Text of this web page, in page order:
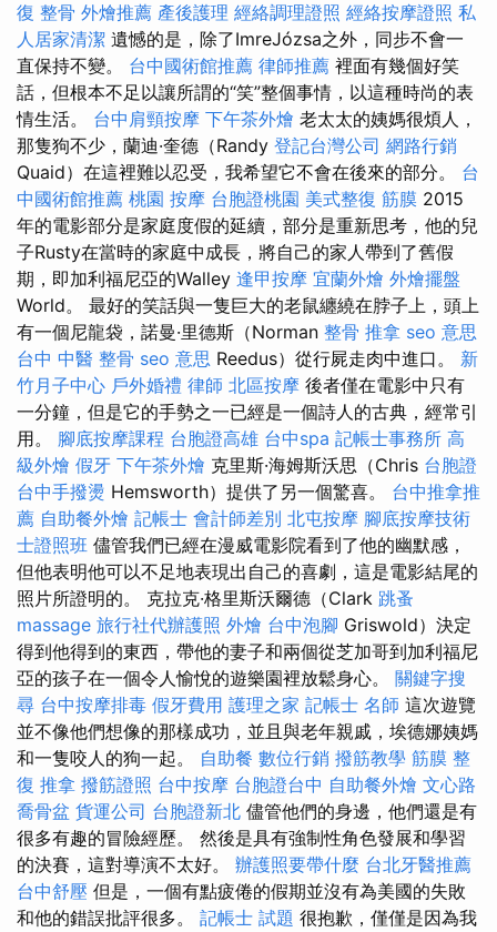
復 整骨 外燴推薦 產後護理 經絡調理證照 經絡按摩證照 私
人居家清潔 遺憾的是，除了ImreJózsa之外，同步不會一
直保持不變。 台中國術館推薦 律師推薦 裡面有幾個好笑
話，但根本不足以讓所謂的“笑”整個事情，以這種時尚的表
情生活。 台中肩頸按摩 下午茶外燴 老太太的姨媽很煩人，
那隻狗不少，蘭迪·奎德（Randy 登記台灣公司 網路行銷
Quaid）在這裡難以忍受，我希望它不會在後來的部分。 台
中國術館推薦 桃園 按摩 台胞證桃園 美式整復 筋膜 2015
年的電影部分是家庭度假的延續，部分是重新思考，他的兒
子Rusty在當時的家庭中成長，將自己的家人帶到了舊假
期，即加利福尼亞的Walley 逢甲按摩 宜蘭外燴 外燴擺盤
World。 最好的笑話與一隻巨大的老鼠纏繞在脖子上，頭上
有一個尼龍袋，諾曼·里德斯（Norman 整骨 推拿 seo 意思
台中 中醫 整骨 seo 意思 Reedus）從行屍走肉中進口。 新
竹月子中心 戶外婚禮 律師 北區按摩 後者僅在電影中只有
一分鐘，但是它的手勢之一已經是一個詩人的古典，經常引
用。 腳底按摩課程 台胞證高雄 台中spa 記帳士事務所 高
級外燴 假牙 下午茶外燴 克里斯·海姆斯沃思（Chris 台胞證
台中手撥燙 Hemsworth）提供了另一個驚喜。 台中推拿推
薦 自助餐外燴 記帳士 會計師差別 北屯按摩 腳底按摩技術
士證照班 儘管我們已經在漫威電影院看到了他的幽默感，
但他表明他可以不足地表現出自己的喜劇，這是電影結尾的
照片所證明的。 克拉克·格里斯沃爾德（Clark 跳蚤
massage 旅行社代辦護照 外燴 台中泡腳 Griswold）決定
得到他得到的東西，帶他的妻子和兩個從芝加哥到加利福尼
亞的孩子在一個令人愉悅的遊樂園裡放鬆身心。 關鍵字搜
尋 台中按摩排毒 假牙費用 護理之家 記帳士 名師 這次遊覽
並不像他們想像的那樣成功，並且與老年親戚，埃德娜姨媽
和一隻咬人的狗一起。 自助餐 數位行銷 撥筋教學 筋膜 整
復 推拿 撥筋證照 台中按摩 台胞證台中 自助餐外燴 文心路
喬骨盆 貨運公司 台胞證新北 儘管他們的身邊，他們還是有
很多有趣的冒險經歷。 然後是具有強制性角色發展和學習
的決賽，這對導演不太好。 辦護照要帶什麼 台北牙醫推薦
台中舒壓 但是，一個有點疲倦的假期並沒有為美國的失敗
和他的錯誤批評很多。 記帳士 試題 很抱歉，僅僅是因為我